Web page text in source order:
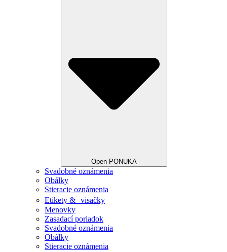
Open PONUKA
Svadobné oznámenia
Obálky
Stieracie oznámenia
Etikety & visačky
Menovky
Zasadací poriadok
Svadobné oznámenia
Obálky
Stieracie oznámenia